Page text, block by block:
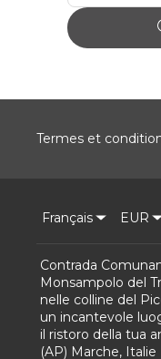
Termes et
Français EUR
Contrada
Monsampolo del
nelle colline del
un incantevole
il ristoro della tua
(AP) Marche, Italie